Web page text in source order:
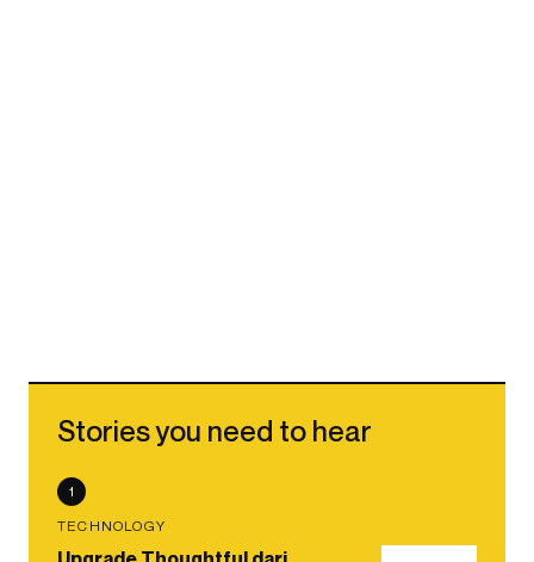
Stories you need to hear
1
TECHNOLOGY